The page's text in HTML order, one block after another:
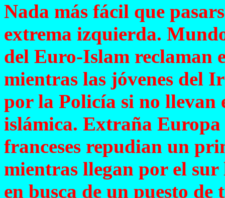
Nada más fácil que
extrema izquierda.
del Euro-Islam reclaman
mientras las jóvenes del
por la Policía si no llevan
islámica. Extraña Europa
franceses repudian un
mientras llegan por el sur
en busca de un puesto